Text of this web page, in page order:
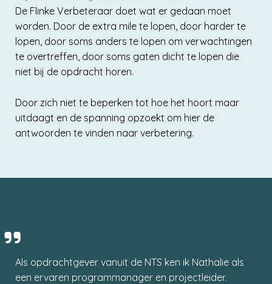
De Flinke Verbeteraar doet wat er gedaan moet
worden. Door de extra mile te lopen, door harder te
lopen, door soms anders te lopen om verwachtingen
te overtreffen, door soms gaten dicht te lopen die
niet bij de opdracht horen.
Door zich niet te beperken tot hoe het hoort maar
uitdaagt en de spanning opzoekt om hier de
antwoorden te vinden naar verbetering.
Als opdrachtgever vanuit de NTS ken ik Nathalie als
een ervaren programmanager en projectleider.